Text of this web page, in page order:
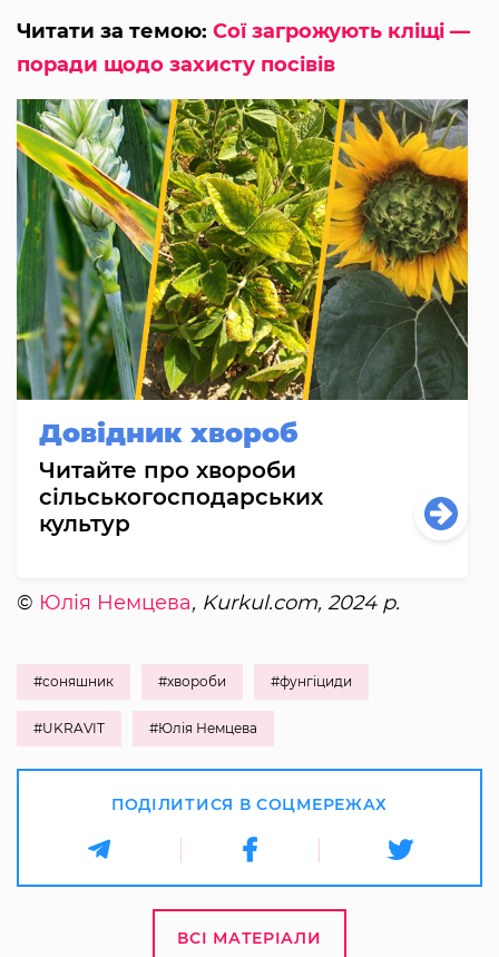
Читати за темою: Сої загрожують кліщі —
поради щодо захисту посівів
Довідник хвороб
Читайте про хвороби
сільськогосподарських
культур
© Юлія Немцева, Kurkul.com, 2024 р.
#соняшник #хвороби #фунгіциди
#UKRAVIT #Юлія Немцева
ПОДІЛИТИСЯ В СОЦМЕРЕЖАХ
ВСІ МАТЕРІАЛИ